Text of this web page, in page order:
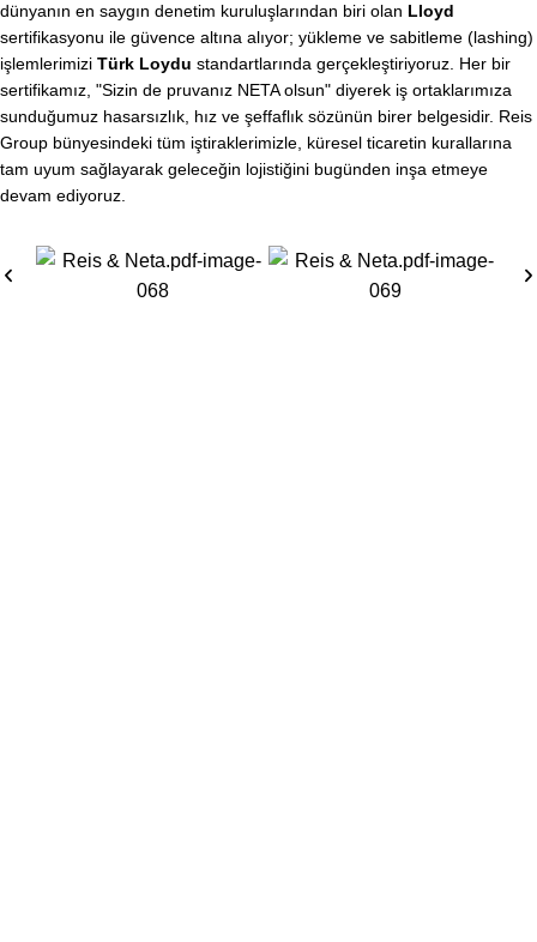
dünyanın en saygın denetim kuruluşlarından biri olan Lloyd
sertifikasyonu ile güvence altına alıyor; yükleme ve sabitleme (lashing)
işlemlerimizi Türk Loydu standartlarında gerçekleştiriyoruz. Her bir
sertifikamız, "Sizin de pruvanız NETA olsun" diyerek iş ortaklarımıza
sunduğumuz hasarsızlık, hız ve şeffaflık sözünün birer belgesidir. Reis
Group bünyesindeki tüm iştiraklerimizle, küresel ticaretin kurallarına
tam uyum sağlayarak geleceğin lojistiğini bugünden inşa etmeye
devam ediyoruz.